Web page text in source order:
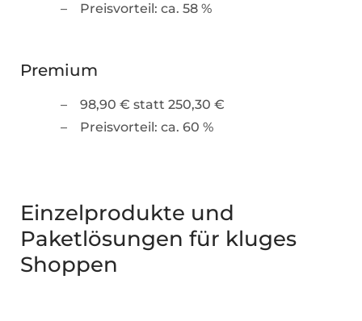
Preisvorteil: ca. 58 %
Premium
98,90 € statt 250,30 €
Preisvorteil: ca. 60 %
Einzelprodukte und
Paketlösungen für kluges
Shoppen